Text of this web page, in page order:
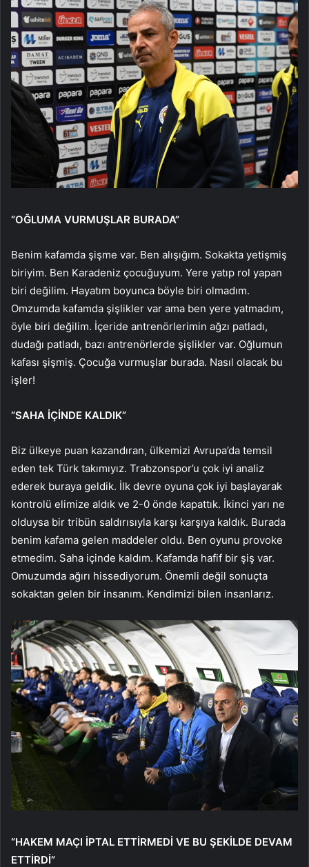
“OĞLUMA VURMUŞLAR BURADA”
Benim kafamda şişme var. Ben alışığım. Sokakta yetişmiş
biriyim. Ben Karadeniz çocuğuyum. Yere yatıp rol yapan
biri değilim. Hayatım boyunca böyle biri olmadım.
Omzumda kafamda şişlikler var ama ben yere yatmadım,
öyle biri değilim. İçeride antrenörlerimin ağzı patladı,
dudağı patladı, bazı antrenörlerde şişlikler var. Oğlumun
kafası şişmiş. Çocuğa vurmuşlar burada. Nasıl olacak bu
işler!
“SAHA İÇİNDE KALDIK”
Biz ülkeye puan kazandıran, ülkemizi Avrupa’da temsil
eden tek Türk takımıyız. Trabzonspor’u çok iyi analiz
ederek buraya geldik. İlk devre oyuna çok iyi başlayarak
kontrolü elimize aldık ve 2-0 önde kapattık. İkinci yarı ne
olduysa bir tribün saldırısıyla karşı karşıya kaldık. Burada
benim kafama gelen maddeler oldu. Ben oyunu provoke
etmedim. Saha içinde kaldım. Kafamda hafif bir şiş var.
Omuzumda ağırı hissediyorum. Önemli değil sonuçta
sokaktan gelen bir insanım. Kendimizi bilen insanlarız.
“HAKEM MAÇI İPTAL ETTİRMEDİ VE BU ŞEKİLDE DEVAM
ETTİRDİ”